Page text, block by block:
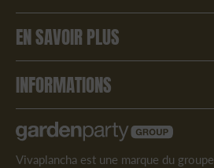
EN SAVOIR PLUS
INFORMATIONS
Vivaplancha est une marque du groupe